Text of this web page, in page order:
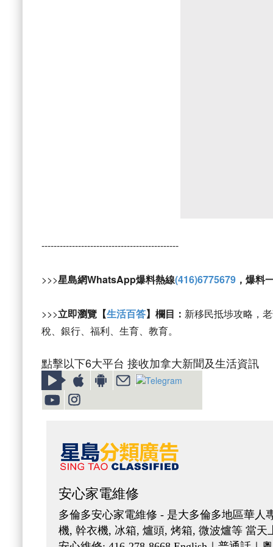
---------------------------------------------
>>>星島網WhatsApp爆料熱線(416)6775679 ，爆料
>>>立即瀏覽【生活百答】欄目： 新移民抵埗攻略，
稅、銀行、福利、生育、教育。
點擊以下6大平台 接收加拿大新聞及生活資訊